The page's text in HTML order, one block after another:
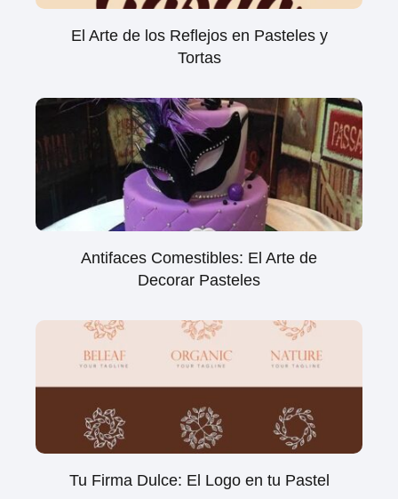
El Arte de los Reflejos en Pasteles y
Tortas
Antifaces Comestibles: El Arte de
Decorar Pasteles
Tu Firma Dulce: El Logo en tu Pastel